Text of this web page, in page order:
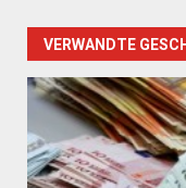
VERWANDTE